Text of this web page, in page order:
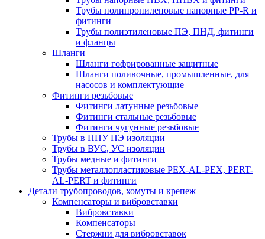
Трубы полипропиленовые напорные PP-R и
фитинги
Трубы полиэтиленовые ПЭ, ПНД, фитинги
и фланцы
Шланги
Шланги гофрированные защитные
Шланги поливочные, промышленные, для
насосов и комплектующие
Фитинги резьбовые
Фитинги латунные резьбовые
Фитинги стальные резьбовые
Фитинги чугунные резьбовые
Трубы в ППУ ПЭ изоляции
Трубы в ВУС, УС изоляции
Трубы медные и фитинги
Трубы металлопластиковые PEX-AL-PEX, PERT-
AL-PERT и фитинги
Детали трубопроводов, хомуты и крепеж
Компенсаторы и вибровставки
Вибровставки
Компенсаторы
Стержни для вибровставок